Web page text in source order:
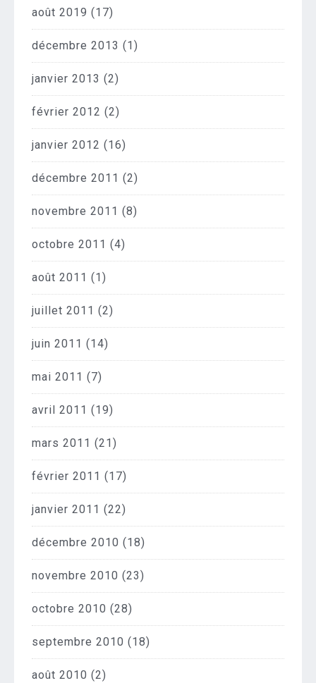
août 2019 (17)
décembre 2013 (1)
janvier 2013 (2)
février 2012 (2)
janvier 2012 (16)
décembre 2011 (2)
novembre 2011 (8)
octobre 2011 (4)
août 2011 (1)
juillet 2011 (2)
juin 2011 (14)
mai 2011 (7)
avril 2011 (19)
mars 2011 (21)
février 2011 (17)
janvier 2011 (22)
décembre 2010 (18)
novembre 2010 (23)
octobre 2010 (28)
septembre 2010 (18)
août 2010 (2)